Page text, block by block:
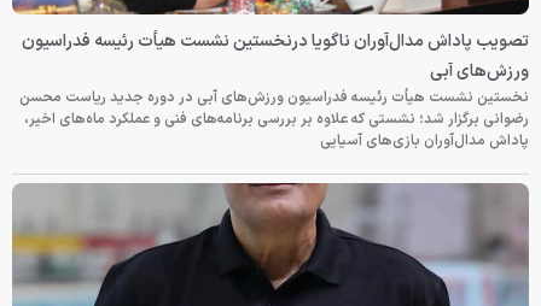
تصویب پاداش مدال‌آوران ناگویا درنخستین نشست هیأت رئیسه فدراسیون
ورزش‌های آبی
نخستین نشست هیأت رئیسه فدراسیون ورزش‌های آبی در دوره جدید ریاست محسن
رضوانی برگزار شد؛ نشستی که علاوه بر بررسی برنامه‌های فنی و عملکرد ماه‌های اخیر،
پاداش مدال‌آوران بازی‌های آسیایی